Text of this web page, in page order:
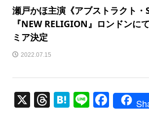
瀬戸かほ主演《アブストラクト・
『NEW RELIGION』ロンドンに
ミア決定
2022.07.15
X
T
H
Li
F